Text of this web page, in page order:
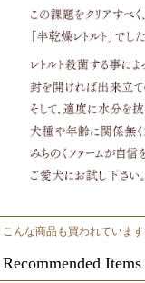
Recommended Items
こんな商品も買われています